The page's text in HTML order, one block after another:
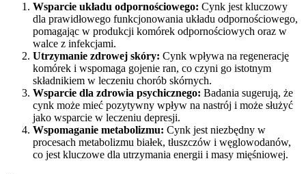
Wsparcie układu odpornościowego: Cynk jest kluczowy
dla prawidłowego funkcjonowania układu odpornościowego,
pomagając w produkcji komórek odpornościowych oraz w
walce z infekcjami.
Utrzymanie zdrowej skóry: Cynk wpływa na regenerację
komórek i wspomaga gojenie ran, co czyni go istotnym
składnikiem w leczeniu chorób skórnych.
Wsparcie dla zdrowia psychicznego: Badania sugerują, że
cynk może mieć pozytywny wpływ na nastrój i może służyć
jako wsparcie w leczeniu depresji.
Wspomaganie metabolizmu: Cynk jest niezbędny w
procesach metabolizmu białek, tłuszczów i węglowodanów,
co jest kluczowe dla utrzymania energii i masy mięśniowej.